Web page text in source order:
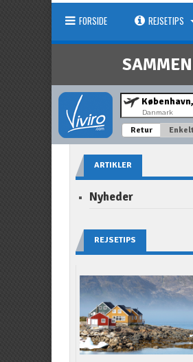
FORSIDE REJSETIPS
Danmark
Retur
ARTIKLER
Nyheder
REJSETIPS